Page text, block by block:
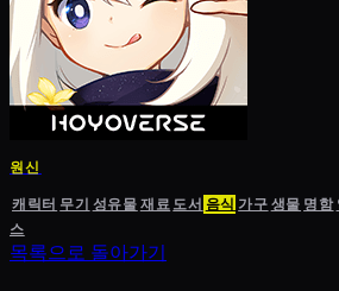
원신
캐릭터 무기 성유물재료도서 음식 가구생물 명함
스
목록으로 돌아가기